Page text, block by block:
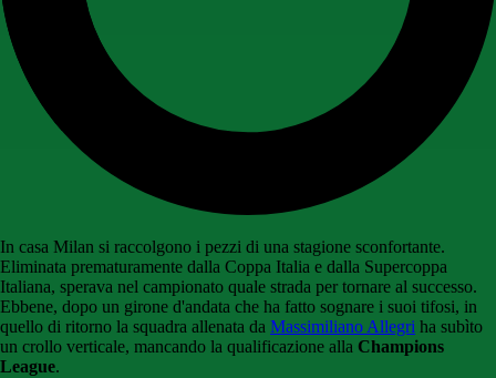
In casa Milan si raccolgono i pezzi di una stagione sconfortante.
Eliminata prematuramente dalla Coppa Italia e dalla Supercoppa
Italiana, sperava nel campionato quale strada per tornare al successo.
Ebbene, dopo un girone d'andata che ha fatto sognare i suoi tifosi, in
quello di ritorno la squadra allenata da Massimiliano Allegri ha subìto
un crollo verticale, mancando la qualificazione alla Champions
League.